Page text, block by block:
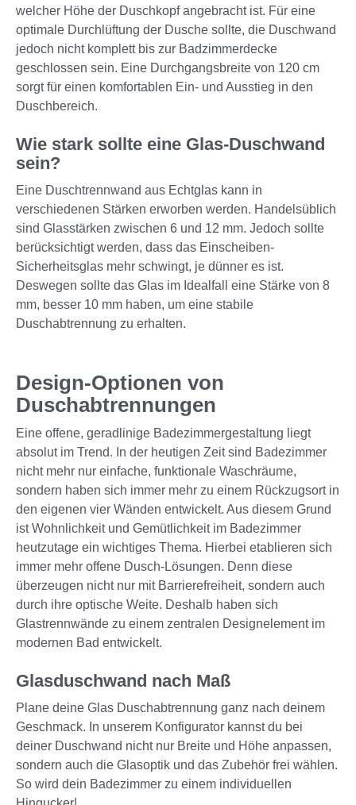
welcher Höhe der Duschkopf angebracht ist. Für eine
optimale Durchlüftung der Dusche sollte, die Duschwand
jedoch nicht komplett bis zur Badzimmerdecke
geschlossen sein. Eine Durchgangsbreite von 120 cm
sorgt für einen komfortablen Ein- und Ausstieg in den
Duschbereich.
Wie stark sollte eine Glas-Duschwand
sein?
Eine Duschtrennwand aus Echtglas kann in
verschiedenen Stärken erworben werden. Handelsüblich
sind Glasstärken zwischen 6 und 12 mm. Jedoch sollte
berücksichtigt werden, dass das Einscheiben-
Sicherheitsglas mehr schwingt, je dünner es ist.
Deswegen sollte das Glas im Idealfall eine Stärke von 8
mm, besser 10 mm haben, um eine stabile
Duschabtrennung zu erhalten.
Design-Optionen von
Duschabtrennungen
Eine offene, geradlinige Badezimmergestaltung liegt
absolut im Trend. In der heutigen Zeit sind Badezimmer
nicht mehr nur einfache, funktionale Waschräume,
sondern haben sich immer mehr zu einem Rückzugsort in
den eigenen vier Wänden entwickelt. Aus diesem Grund
ist Wohnlichkeit und Gemütlichkeit im Badezimmer
heutzutage ein wichtiges Thema. Hierbei etablieren sich
immer mehr offene Dusch-Lösungen. Denn diese
überzeugen nicht nur mit Barrierefreiheit, sondern auch
durch ihre optische Weite. Deshalb haben sich
Glastrennwände zu einem zentralen Designelement im
modernen Bad entwickelt.
Glasduschwand nach Maß
Plane deine Glas Duschabtrennung ganz nach deinem
Geschmack. In unserem Konfigurator kannst du bei
deiner Duschwand nicht nur Breite und Höhe anpassen,
sondern auch die Glasoptik und das Zubehör frei wählen.
So wird dein Badezimmer zu einem individuellen